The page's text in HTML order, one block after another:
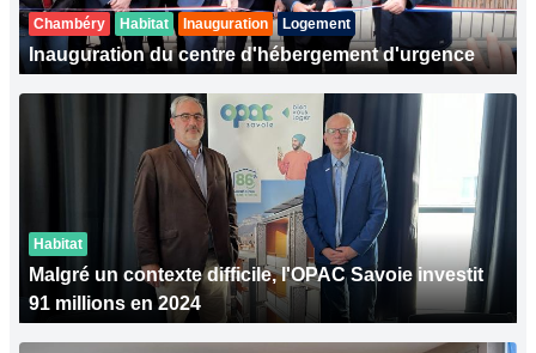
Chambéry Habitat Inauguration Logement
Inauguration du centre d'hébergement d'urgence
Habitat
Malgré un contexte difficile, l'OPAC Savoie investit
91 millions en 2024